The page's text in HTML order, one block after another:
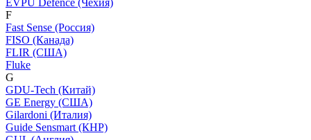
EVPU Defence (Чехия)
F
Fast Sense (Россия)
FISO (Канада)
FLIR (США)
Fluke
G
GDU-Tech (Китай)
GE Energy (США)
Gilardoni (Италия)
Guide Sensmart (КНР)